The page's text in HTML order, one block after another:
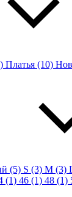
Платья (10)
(5) S (3) M (3)
(1) 46 (1) 48 (1)